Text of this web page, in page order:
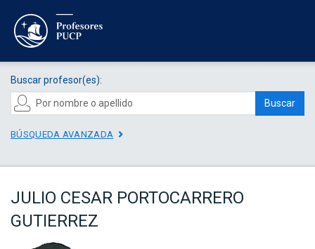
Buscar profesor(es):
Buscar
BÚSQUEDA AVANZADA
JULIO CESAR PORTOCARRERO
GUTIERREZ